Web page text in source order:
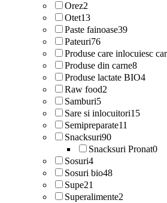
Orez2
Otet13
Paste fainoase39
Pateuri76
Produse care inlocuiesc
Produse din carne8
Produse lactate BIO4
Raw food2
Samburi5
Sare si inlocuitori15
Semipreparate11
Snacksuri90
Snacksuri Pronat0
Sosuri4
Sosuri bio48
Supe21
Superalimente2